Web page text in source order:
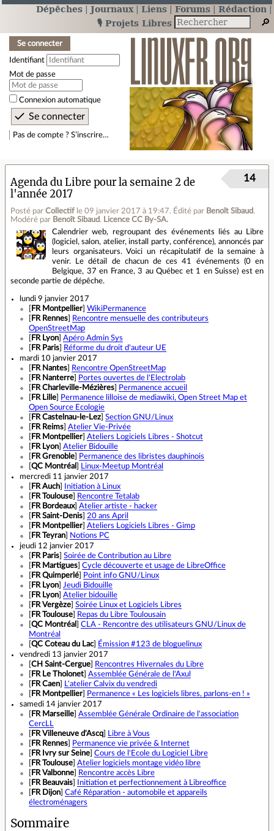
Dépêches Journaux Liens Forums
Rédaction
🎙️ Projets Libres
Se connecter
Identifiant
Mot de passe
Connexion automatique
Pas de compte ? S’inscrire…
Agenda du Libre pour la semaine 2 de
l'année 2017
Posté par Collectif le 09 janvier 2017 à 19:47. Édité par Benoît Sibaud.
Modéré par Benoît Sibaud. Licence CC By‑SA.
14
Calendrier web, regroupant des événements liés au Libre
(logiciel, salon, atelier, install party, conférence), annoncés par
leurs organisateurs. Voici un récapitulatif de la semaine à
venir. Le détail de chacun de ces 41 événements (0 en
Belgique, 37 en France, 3 au Québec et 1 en Suisse) est en
seconde partie de dépêche.
lundi 9 janvier 2017
FR Montpellier] WikiPermanence
FR Rennes
Rencontre mensuelle des contributeurs
OpenStreetMap
FR Lyon Apéro Admin Sys
FR Paris
Réforme du droit d'auteur UE
mardi 10 janvier 2017
FR Nantes
Rencontre OpenStreetMap
FR Nanterre
Portes ouvertes de l'Electrolab
FR Charleville-Mézières
Permanence accueil
FR Lille
Permanence lilloise de mediawiki, Open Street Map et
Open Source Ecologie
FR Castelnau-le-Lez Section GNU/Linux
FR Reims Atelier Vie-Privée
FR Montpellier] Ateliers Logiciels Libres - Shotcut
FR Lyon Atelier Bidouille
FR Grenoble
Permanence des libristes dauphinois
QC Montréal
Linux-Meetup Montréal
mercredi 11 janvier 2017
FR Auch
Initiation à Linux
FR Toulouse
Rencontre Tetalab
FR Bordeaux] Atelier artiste - hacker
FR Saint-Denis
20 ans April
FR Montpellier] Ateliers Logiciels Libres - Gimp
FR Teyran
Notions PC
jeudi 12 janvier 2017
FR Paris Soirée de Contribution au Libre
FR Martigues Cycle découverte et usage de LibreOffice
FR Quimperlé
Point info GNU/Linux
FR Lyon
Jeudi Bidouille
FR Lyon Atelier bidouille
FR Vergèze Soirée Linux et Logiciels Libres
FR Toulouse
Repas du Libre Toulousain
QC Montréal
CLA - Rencontre des utilisateurs GNU/Linux de
Montréal
QC Coteau du Lac]
Émission #123 de bloguelinux
vendredi 13 janvier 2017
CH Saint-Cergue
Rencontres Hivernales du Libre
FR Le Tholonet Assemblée Générale de l'Axul
FR Caen
L'atelier Calvix du vendredi
FR Montpellier]
Permanence « Les logiciels libres, parlons-en ! »
samedi 14 janvier 2017
FR Marseille Assemblée Générale Ordinaire de l'association
CercLL
FR Villeneuve d'Ascq
Libre à Vous
FR Rennes
Permanence vie privée & Internet
FR Ivry sur Seine Cours de l'Ecole du Logiciel Libre
FR Toulouse Atelier logiciels montage vidéo libre
FR Valbonne
Rencontre accès Libre
FR Beauvais
Initiation et perfectionnement à Libreoffice
FR Dijon Café Réparation - automobile et appareils
électroménagers
Sommaire